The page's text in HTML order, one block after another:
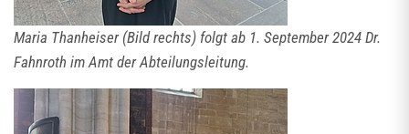
Maria Thanheiser (Bild rechts) folgt ab 1. September 2024 Dr.
Fahnroth im Amt der Abteilungsleitung.